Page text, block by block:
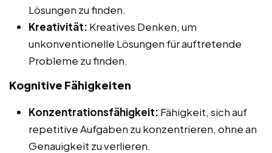
Lösungen zu finden.
Kreativität: Kreatives Denken, um
unkonventionelle Lösungen für auftretende
Probleme zu finden.
Kognitive Fähigkeiten
Konzentrationsfähigkeit: Fähigkeit, sich auf
repetitive Aufgaben zu konzentrieren, ohne an
Genauigkeit zu verlieren.